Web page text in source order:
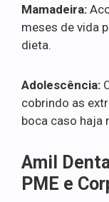
Mamadeira:
meses de vida
dieta.
Adolescência:
cobrindo as
boca caso haja
Amil
PME e